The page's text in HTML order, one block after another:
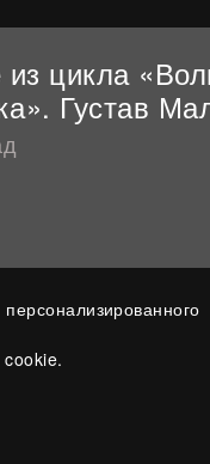
из цикла
Густав